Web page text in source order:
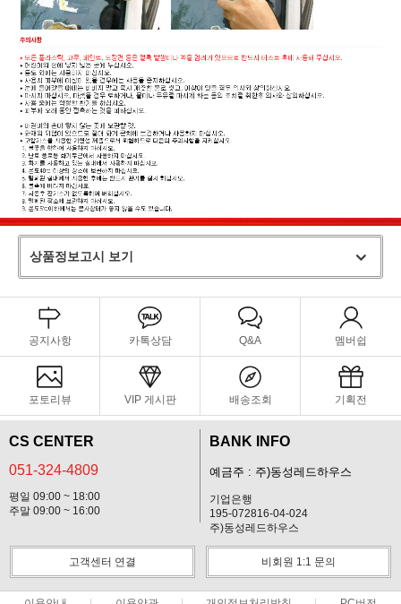
상품정보고시 보기
공지사항 카톡상담 Q&A 멤버쉽
포토리뷰 VIP 게시판 배송조회 기획전
CS CENTER
051-324-4809
평일 09:00 ~ 18:00
주말 09:00 ~ 16:00
BANK INFO
예금주 : 주)동성레드하우스
기업은행
195-072816-04-024
주)동성레드하우스
고객센터 연결 비회원 1:1 문의